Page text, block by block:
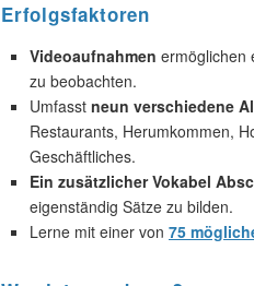
Erfolgsfaktoren
Videoaufnahmen ermöglichen
zu beobachten.
Umfasst neun verschiedene
Restaurants, Herumkommen,
Geschäftliches.
Ein zusätzlicher Vokabel
eigenständig Sätze zu bilden.
Lerne mit einer von 75